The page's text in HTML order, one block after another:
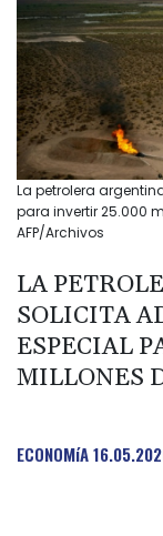
La petrolera
para invertir 25.000
AFP/Archivos
LA
SOLICITA
ESPECIAL
MILLONES
ECONOMíA